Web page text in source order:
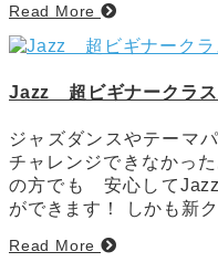
Read More
Jazz 超ビギナークラ
ジャズダンスやテーマ
チャレンジできなかっ
の方でも 安心して
ができます！ しかも新
Read More